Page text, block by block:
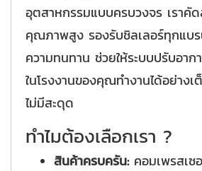
อุตสาหกรรมแบบครบวงจร เราคัด
คุณภาพสูง รองรับชิลเลอร์ทุกแบ
ความทนทาน ช่วยให้ระบบปรับอาก
ในโรงงานของคุณทำงานได้อย่าง
ไม่มีสะดุด
ทำไมต้องเลือกเรา ?
สินค้าครบครัน:คอมเพรสเซ